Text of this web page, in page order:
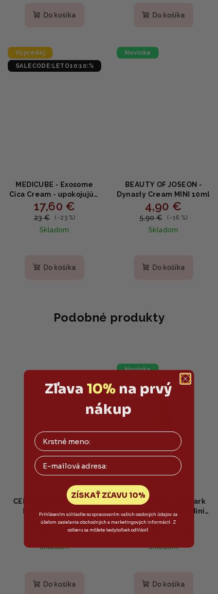
Do košíka Do košíka
Výpredaj
SALECODE:LETO10:10:%
MEDICUBE - Exosome
Cica Cream - upokojujúci
krém s exozómami a
centellou 50ml
17,60 €
23 € (–23 %)
Skladom
Do košíka
Novinka
BEAUTY OF JOSEON -
Dynasty Cream MINI 10ml
4,90 €
5,90 € (–16 %)
Skladom
Do košíka
Podobné produkty
CELIMAX - Dual Barrier
Boosting Serum -
Posilňujúce sérum s
ceramidmi a
18,90 €
Skladom
Do košíka
Novinka
I'M FROM - Apricot Dark
Spot Drop Ampoule Mini -
Rozjasňujúca ampulka na
pigmentové škvrny s
tranexamovou kyselinou
5,90 €
Skladom
Do košíka
Zľava 10% na prvý
nákup
Email
ZÍSKAŤ ZĽAVU 10%
Prihlásením súhlasíte so spracovaním vašich osobných údajov za
účelom zasielania obchodných a marketingových informácií. Z
odberu sa môžete kedykoľvek odhlásiť